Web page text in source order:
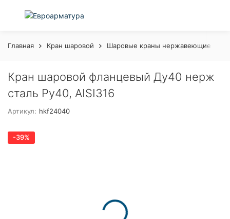
Главная Кран шаровой Шаровые краны нержавеющие с
Кран шаровой фланцевый Ду40 нерж
сталь Ру40, AISI316
Артикул: hkf24040
-39%